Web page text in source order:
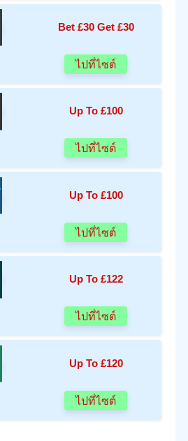
Bet £30 Get £30
ไปที่ไซต์
Up To £100
ไปที่ไซต์
Up To £100
ไปที่ไซต์
Up To £122
ไปที่ไซต์
Up To £120
ไปที่ไซต์